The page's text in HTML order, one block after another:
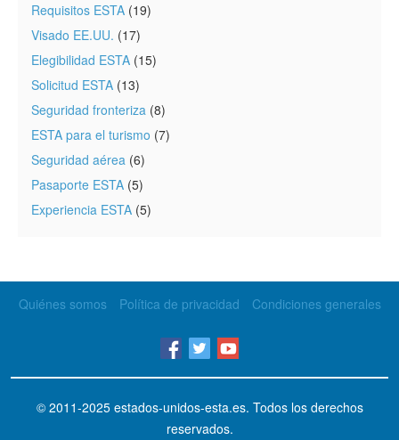
Requisitos ESTA (19)
Visado EE.UU. (17)
Elegibilidad ESTA (15)
Solicitud ESTA (13)
Seguridad fronteriza (8)
ESTA para el turismo (7)
Seguridad aérea (6)
Pasaporte ESTA (5)
Experiencia ESTA (5)
Quiénes somos Política de privacidad Condiciones generales
© 2011-2025 estados-unidos-esta.es. Todos los derechos
reservados.